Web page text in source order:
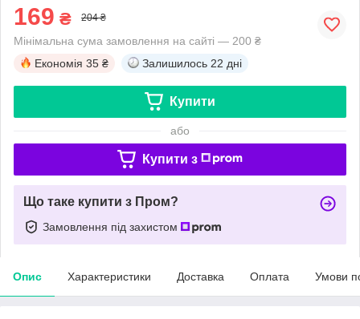
169 ₴ 204 ₴
Мінімальна сума замовлення на сайті — 200 ₴
Економія 35 ₴ Залишилось 22 дні
Купити
або
Купити з
Що таке купити з Пром?
Замовлення під захистом
Опис Характеристики Доставка Оплата Умови